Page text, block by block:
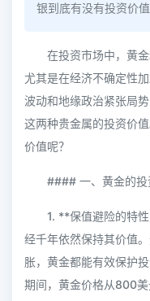
银到底有没有投资价值
在投资市场中，黄
尤其是在经济不确定性
波动和地缘政治紧张局
这两种贵金属的投资价
价值呢？
#### 一、黄金的投
1. **保值避险的特
经千年依然保持其价值
胀，黄金都能有效保护
期间，黄金价格从800